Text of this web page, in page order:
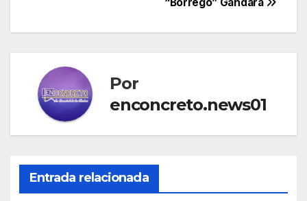
Por
enconcreto.news01
Entrada relacionada